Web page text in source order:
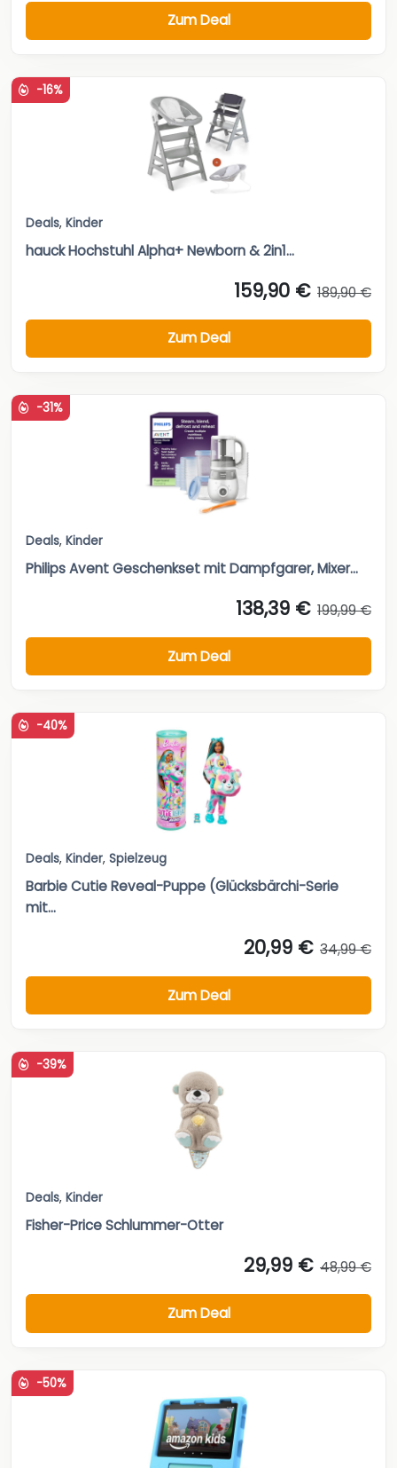
Zum Deal
-16%
Deals, Kinder
hauck Hochstuhl Alpha+ Newborn & 2in1...
159,90 € 189,90 €
Zum Deal
-31%
Deals, Kinder
Philips Avent Geschenkset mit Dampfgarer, Mixer...
138,39 € 199,99 €
Zum Deal
-40%
Deals, Kinder, Spielzeug
Barbie Cutie Reveal-Puppe (Glücksbärchi-Serie
mit...
20,99 € 34,99 €
Zum Deal
-39%
Deals, Kinder
Fisher-Price Schlummer-Otter
29,99 € 48,99 €
Zum Deal
-50%